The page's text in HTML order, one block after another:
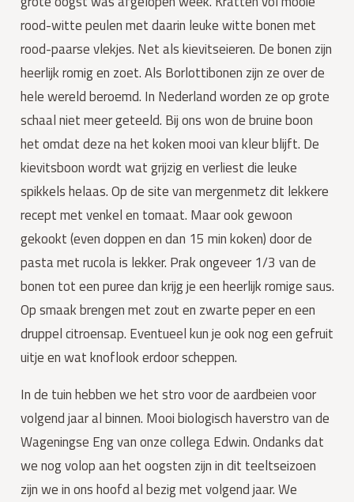
rood-witte peulen met daarin leuke witte bonen met
rood-paarse vlekjes. Net als kievitseieren. De bonen zijn
heerlijk romig en zoet. Als Borlottibonen zijn ze over de
hele wereld beroemd. In Nederland worden ze op grote
schaal niet meer geteeld. Bij ons won de bruine boon
het omdat deze na het koken mooi van kleur blijft. De
kievitsboon wordt wat grijzig en verliest die leuke
spikkels helaas. Op de site van mergenmetz dit lekkere
recept met venkel en tomaat. Maar ook gewoon
gekookt (even doppen en dan 15 min koken) door de
pasta met rucola is lekker. Prak ongeveer 1/3 van de
bonen tot een puree dan krijg je een heerlijk romige saus.
Op smaak brengen met zout en zwarte peper en een
druppel citroensap. Eventueel kun je ook nog een gefruit
uitje en wat knoflook erdoor scheppen.
In de tuin hebben we het stro voor de aardbeien voor
volgend jaar al binnen. Mooi biologisch haverstro van de
Wageningse Eng van onze collega Edwin. Ondanks dat
we nog volop aan het oogsten zijn in dit teeltseizoen
zijn we in ons hoofd al bezig met volgend jaar. We